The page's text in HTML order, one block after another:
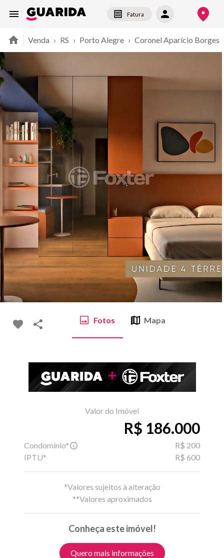
Fatura
Venda › RS › Porto Alegre › Coronel Aparício Borges
Fotos Mapa
Valor do Imóvel
R$ 186.000
Condomínio*
R$ 200
IPTU*
R$ 600
*Valores sujeitos à alteração
**Valores aproximados
Conheça este imóvel!
Quero mais informações